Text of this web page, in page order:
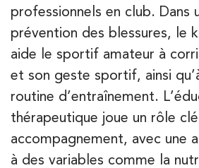
professionnels en club. Dans
prévention des blessures, le
aide le sportif amateur à
et son geste sportif, ainsi
routine d’entraînement.
thérapeutique joue un rôle
accompagnement, avec une
à des variables comme la
PRENEZ RDV SUR
PRENEZ RDV SUR
IK Olympe Sante Antony –
28 Rue Velpeau 92160
28 Rue Velpeau 92160
01 76 21 71 41
Kinésithérapie